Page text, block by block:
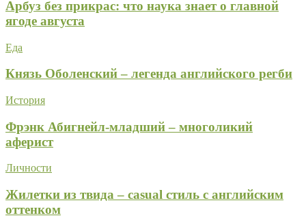
Арбуз без прикрас: что наука знает о главной
ягоде августа
Еда
Князь Оболенский – легенда английского регби
История
Фрэнк Абигнейл-младший – многоликий
аферист
Личности
Жилетки из твида – casual стиль с английским
оттенком